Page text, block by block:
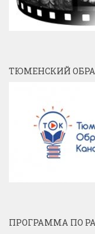
ТЮМЕНСКИЙ
ПРОГРАММА ПО